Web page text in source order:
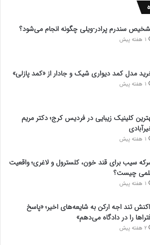
سندرم پرادر-ویلی چگونه انجام می‌شود؟
1 هفته پیش
مدل کمد دیواری شیک و جادار از «کمد پازلی»
1 هفته پیش
کلینیک زیبایی در فردیس کرج؛ دکتر مریم
1 هفته پیش
سیب برای قند خون، کلسترول و لاغری؛ واقعیت
چیست؟
1 هفته پیش
تند اجه ارکن به شایعه‌های اخیر؛ «پاسخ
را در دادگاه می‌دهم»
2 هفته پیش